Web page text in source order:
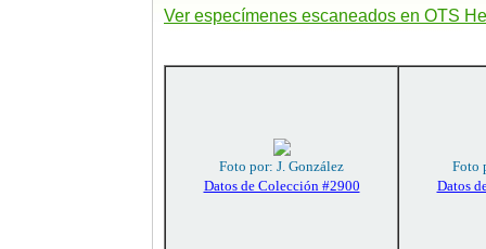
Ver especímenes escaneados en OTS
Foto por: J. González
Datos de Colección #2900
Foto
Datos